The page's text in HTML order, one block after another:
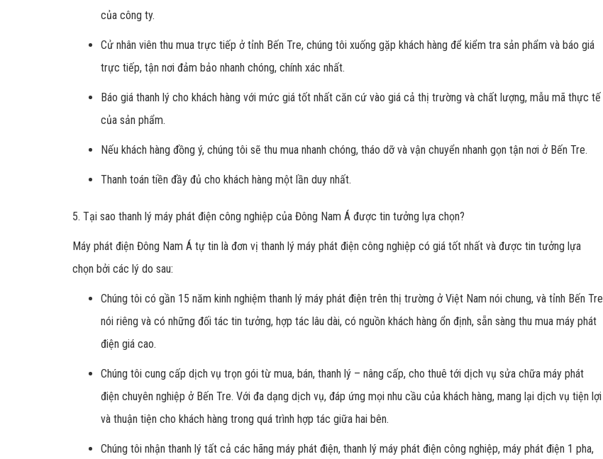
của công ty.
Cử nhân viên thu mua trực tiếp ở tỉnh Bến Tre, chúng tôi xuống gặp khách hàng để kiểm tra sản phẩm và báo giá
trực tiếp, tận nơi đảm bảo nhanh chóng, chính xác nhất.
Báo giá thanh lý cho khách hàng với mức giá tốt nhất căn cứ vào giá cả thị trường và chất lượng, mẫu mã thực tế
của sản phẩm.
Nếu khách hàng đồng ý, chúng tôi sẽ thu mua nhanh chóng, tháo dỡ và vận chuyển nhanh gọn tận nơi ở Bến Tre.
Thanh toán tiền đầy đủ cho khách hàng một lần duy nhất.
5. Tại sao thanh lý máy phát điện công nghiệp của Đông Nam Á được tin tưởng lựa chọn?
Máy phát điện Đông Nam Á tự tin là đơn vị thanh lý máy phát điện công nghiệp có giá tốt nhất và được tin tưởng lựa
chọn bởi các lý do sau:
Chúng tôi có gần 15 năm kinh nghiệm thanh lý máy phát điện trên thị trường ở Việt Nam nói chung, và tỉnh Bến Tre
nói riêng và có những đối tác tin tưởng, hợp tác lâu dài, có nguồn khách hàng ổn định, sẵn sàng thu mua máy phát
điện giá cao.
Chúng tôi cung cấp dịch vụ trọn gói từ mua, bán, thanh lý – nâng cấp, cho thuê tới dịch vụ sửa chữa máy phát
điện chuyên nghiệp ở Bến Tre. Với đa dạng dịch vụ, đáp ứng mọi nhu cầu của khách hàng, mang lại dịch vụ tiện lợi
và thuận tiện cho khách hàng trong quá trình hợp tác giữa hai bên.
Chúng tôi nhận thanh lý tất cả các hãng máy phát điện, thanh lý máy phát điện công nghiệp, máy phát điện 1 pha,